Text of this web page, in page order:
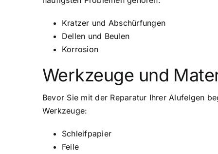
Kratzer und Abschürfungen
Dellen und Beulen
Korrosion
Werkzeuge und
Bevor Sie mit der Reparatur Ihrer Alufelgen
Werkzeuge:
Schleifpapier
Feile